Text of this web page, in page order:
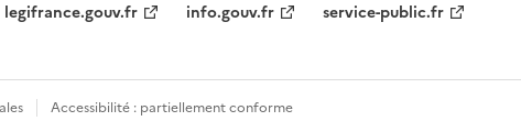
legifrance.gouv.fr
info.gouv.fr service-public.fr
Accessibilité : partiellement conforme